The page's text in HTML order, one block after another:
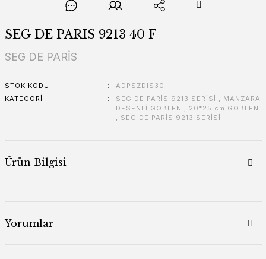
SEG DE PARIS 9213 40 F
SEG DE PARİS
STOK KODU
ADPSZDIS30
KATEGORI
SEG DE PARİS 9213 SERİSİ , MANZARA
DESENLİ GOBLEN , 20*25 cm GOBLEN
, SEG DE PARİS 9213 SERİSİ
Ürün Bilgisi
Yorumlar